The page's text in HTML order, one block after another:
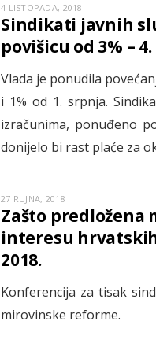
4 LISTOPADA, 2018
Sindikati javnih
povišicu od 3% –
Vlada je ponudila
i 1% od 1. srpnja.
izračunima, ponuđeno
donijelo bi rast plaće za
27 RUJNA, 2018
Zašto predložena
interesu
2018.
Konferencija za tisak
mirovinske reforme.